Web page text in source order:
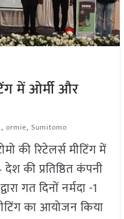
में ओर्मी और
, ormie, Sumitomo
की रिटेलर्स मीटिंग में
की प्रतिष्ठित कंपनी
गत दिनों नर्मदा -1
का आयोजन किया